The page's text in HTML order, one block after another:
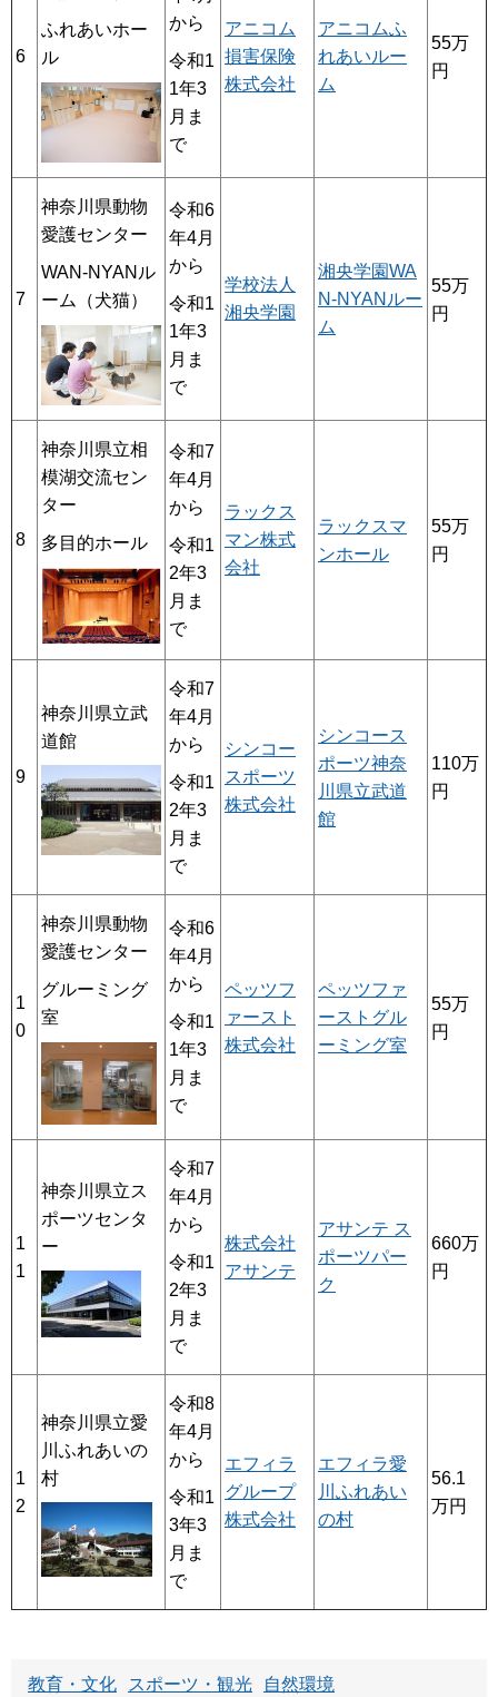
6
ふれあいホー
ル
から
令和1
1年3
月ま
で
アニコム
損害保険
株式会社
アニコムふ
れあいルー
ム
55万
円
7
神奈川県動物
愛護センター
WAN-NYANル
ーム（犬猫）
令和6
年4月
から
令和1
1年3
月ま
で
学校法人
湘央学園
湘央学園WA
N-NYANルー
ム
55万
円
8
神奈川県立相
模湖交流セン
ター
多目的ホール
令和7
年4月
から
令和1
2年3
月ま
で
ラックス
マン株式
会社
ラックスマ
ンホール
55万
円
9
神奈川県立武
道館
令和7
年4月
から
令和1
2年3
月ま
で
シンコー
スポーツ
株式会社
シンコース
ポーツ神奈
川県立武道
館
110万
円
1
0
神奈川県動物
愛護センター
グルーミング
室
令和6
年4月
から
令和1
1年3
月ま
で
ペッツフ
ァースト
株式会社
ペッツファ
ーストグル
ーミング室
55万
円
1
1
神奈川県立ス
ポーツセンタ
ー
令和7
年4月
から
令和1
2年3
月ま
で
株式会社
アサンテ
アサンテ ス
ポーツパー
ク
660万
円
1
2
神奈川県立愛
川ふれあいの
村
令和8
年4月
から
令和1
3年3
月ま
で
エフィラ
グループ
株式会社
エフィラ愛
川ふれあい
の村
56.1
万円
教育・文化 スポーツ・観光
自然環境